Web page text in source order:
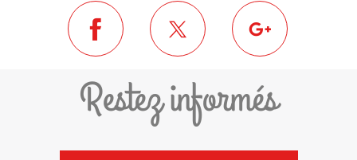
Restez informés